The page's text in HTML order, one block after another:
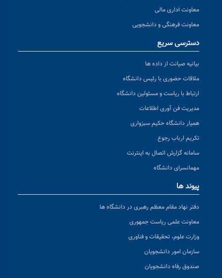
معاونت اداری مالی
معاونت فرهنگی و دانشجویی
دسترسی سریع
بیانیه صیانت از داده ها
ملاقات حضوری با رئیس دانشگاه
ارتباط با ریاست و مسئولین دانشگاه
مدیریت فن آوری اطلاعات
همیار دانشگاه حکیم سبزواری
تکریم ارباب رجوع
سامانه گزارش اتصال به اینترنت
مهمانسرای دانشگاه
پیوند ها
دفتر نهاد مقام معظم رهبری در دانشگاه ها
معاونت علمی ریاست جمهوری
وزارت علوم، تحقیقات و فناوری
سازمان امور دانشجویان
صندوق رفاه دانشجویان